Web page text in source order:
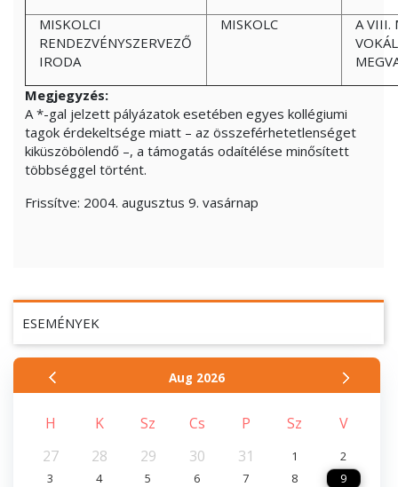
ESEMÉNYEK
Aug 2026
H K Sz Cs P Sz
V
27
28 29 30 31 1
2
3
4 5 6 7 8
9
MISKOLCI
RENDEZVÉNYSZERVEZŐ
IRODA
MISKOLC
A VIII.
Megjegyzés:
A *-gal jelzett pályázatok esetében egyes kollégiumi
tagok érdekeltsége miatt – az összeférhetetlenséget
kiküszöbölendő –, a támogatás odaítélése minősített
többséggel történt.
Frissítve: 2004. augusztus 9. vasárnap